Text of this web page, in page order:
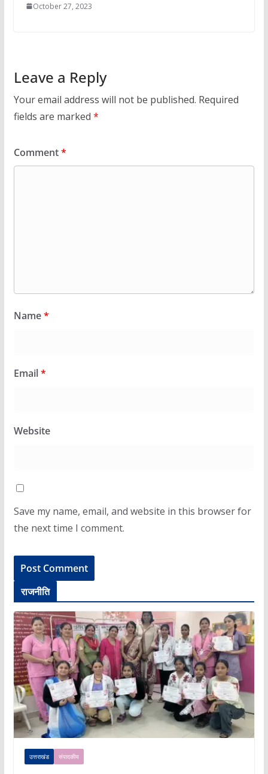
October 27, 2023
Leave a Reply
Your email address will not be published. Required
fields are marked *
Comment*
Name*
Email*
Website
Save my name, email, and website in this browser for
the next time I comment.
राजनीति
उत्तराखंड संपादकीय